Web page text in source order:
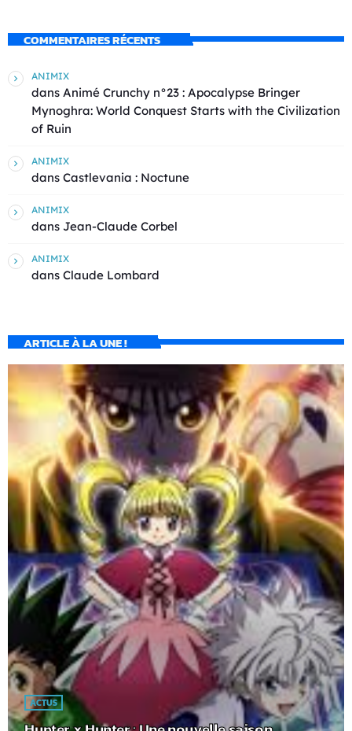
COMMENTAIRES RÉCENTS
ANIMIX
dans Animé Crunchy n°23 : Apocalypse Bringer
Mynoghra: World Conquest Starts with the Civilization
of Ruin
ANIMIX
dans Castlevania : Noctune
ANIMIX
dans Jean-Claude Corbel
ANIMIX
dans Claude Lombard
ARTICLE À LA UNE !
ACTUS